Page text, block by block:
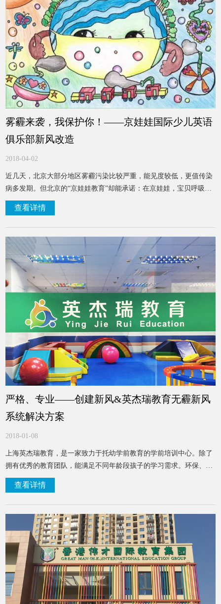
雾霾来袭，我保护你！——京娃娃国际少儿英语
俱乐部新风改造
2018-04-02
近几天，北京大部分地区雾霾污染比较严重，能见度较低，更值传染
病多发期。但北京的“京娃娃教育”却能承诺：在京娃娃，宝贝呼吸的
每一口空气都是经过过滤的健康空气。
查看详情
严格、专业——创建新风&英杰瑞教育无霾新风
系统解决方案
2018-01-08
上海英杰瑞教育，是一家致力于托幼学前教育的学前培训中心。除了
拥有优秀的教育团队，能满足不同年龄段孩子的学习需求。环保、安
全、多元是英杰瑞在硬件设施上的目标，并安装了环保地板、新风系
统、德国地暖、中央空调、净水设备等先进设施，保障孩子的身体健
康是英杰瑞的基本原则。
查看详情